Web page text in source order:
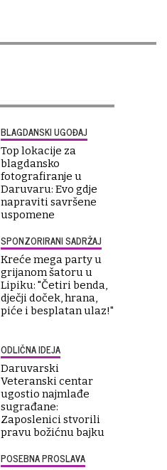
BLAGDANSKI UGOĐAJ
Top lokacije za
blagdansko
fotografiranje u
Daruvaru: Evo gdje
napraviti savršene
uspomene
SPONZORIRANI SADRŽAJ
Kreće mega party u
grijanom šatoru u
Lipiku: "Četiri benda,
dječji doček, hrana,
piće i besplatan ulaz!"
ODLIČNA IDEJA
Daruvarski
Veteranski centar
ugostio najmlađe
sugrađane:
Zaposlenici stvorili
pravu božićnu bajku
POSEBNA PROSLAVA